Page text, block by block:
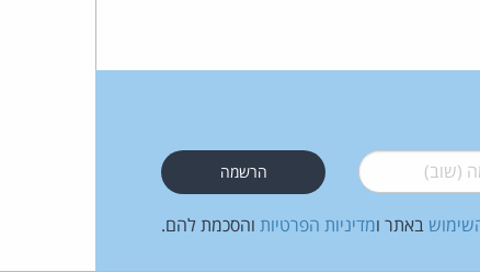
*
באתר ומדיניות הפרטיות והסכמת להם.